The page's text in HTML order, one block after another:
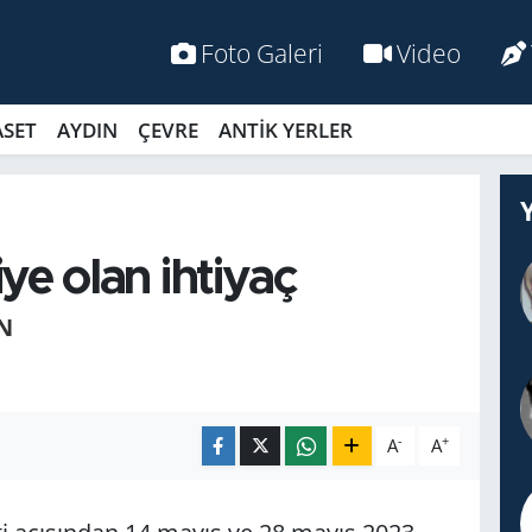
Foto Galeri Video
AYDIN ÇEVRE ANTİK YERLER
olan ihtiyaç
A- A+